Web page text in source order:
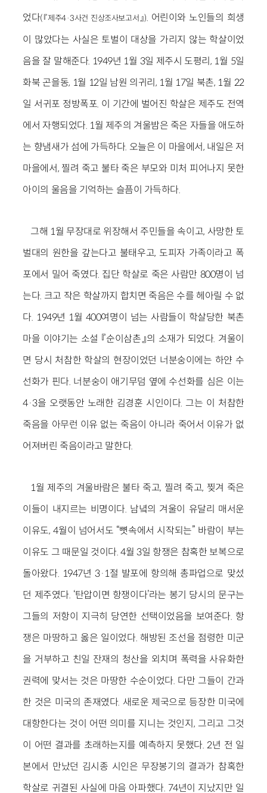
었다(『제주4·3사건 진상조사보고서』). 어린이와 노인들의 희생
이 많았다는 사실은 토벌이 대상을 가리지 않는 학살이었
음을 잘 말해준다. 1949년 1월 3일 제주시 도평리, 1월 5일
화북 곤을동, 1월 12일 남원 의귀리, 1월 17일 북촌, 1월 22
일 서귀포 정방폭포. 이 기간에 벌어진 학살은 제주도 전역
에서 자행되었다. 1월 제주의 겨울밤은 죽은 자들을 애도하
는 향냄새가 섬에 가득하다. 오늘은 이 마을에서, 내일은 저
마을에서, 찔려 죽고 불타 죽은 부모와 미처 피어나지 못한
아이의 울음을 기억하는 슬픔이 가득하다.
그해 1월 무장대로 위장해서 주민들을 속이고, 사망한 토
벌대의 원한을 갚는다고 불태우고, 도피자 가족이라고 폭
포에서 밀어 죽였다. 집단 학살로 죽은 사람만 800명이 넘
는다. 크고 작은 학살까지 합치면 죽음은 수를 헤아릴 수 없
다. 1949년 1월 400여명이 넘는 사람들이 학살당한 북촌
마을 이야기는 소설 『순이삼촌』의 소재가 되었다. 겨울이
면 당시 처참한 학살의 현장이었던 너분숭이에는 하얀 수
선화가 핀다. 너분숭이 애기무덤 옆에 수선화를 심은 이는
4·3을 오랫동안 노래한 김경훈 시인이다. 그는 이 처참한
죽음을 아무런 이유 없는 죽음이 아니라 죽어서 이유가 없
어져버린 죽음이라고 말한다.
1월 제주의 겨울바람은 불타 죽고, 찔려 죽고, 찢겨 죽은
이들이 내지르는 비명이다. 남녘의 겨울이 유달리 매서운
이유도, 4월이 넘어서도 “뼛속에서 시작되는” 바람이 부는
이유도 그 때문일 것이다. 4월 3일 항쟁은 참혹한 보복으로
돌아왔다. 1947년 3·1절 발포에 항의해 총파업으로 맞섰
던 제주였다. ‘탄압이면 항쟁이다’라는 봉기 당시의 문구는
그들의 저항이 지극히 당연한 선택이었음을 보여준다. 항
쟁은 마땅하고 옳은 일이었다. 해방된 조선을 점령한 미군
을 거부하고 친일 잔재의 청산을 외치며 폭력을 사유화한
권력에 맞서는 것은 마땅한 수순이었다. 다만 그들이 간과
한 것은 미국의 존재였다. 새로운 제국으로 등장한 미국에
대항한다는 것이 어떤 의미를 지니는 것인지, 그리고 그것
이 어떤 결과를 초래하는지를 예측하지 못했다. 2년 전 일
본에서 만났던 김시종 시인은 무장봉기의 결과가 참혹한
학살로 귀결된 사실에 마음 아파했다. 74년이 지났지만 일